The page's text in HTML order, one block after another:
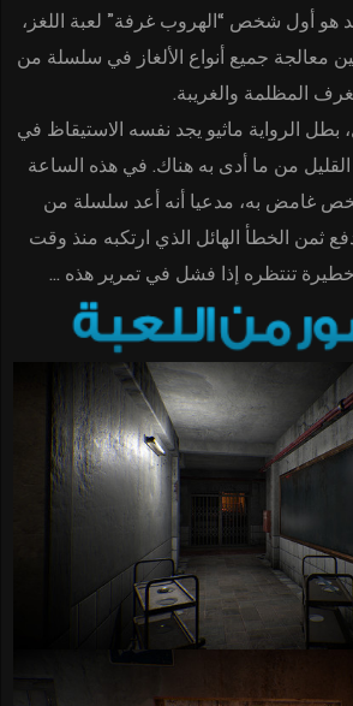
هو أول شخص “الهروب غرفة” لعبة اللغز،
معالجة جميع أنواع الألغاز في سلسلة من
المظلمة والغريبة.
من 6 فصول، بطل الرواية ماثيو يجد نفسه الاستيقاظ في
من ما أدى به هناك. في هذه الساعة
غامض به، مدعيا أنه أعد سلسلة من
ثمن الخطأ الهائل الذي ارتكبه منذ وقت
تنتظره إذا فشل في تمرير هذه …